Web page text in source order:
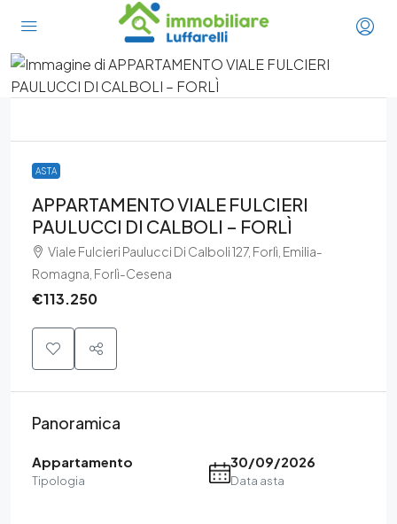
ASTA
APPARTAMENTO VIALE FULCIERI
PAULUCCI DI CALBOLI – FORLÌ
Viale Fulcieri Paulucci Di Calboli 127, Forlì, Emilia-
Romagna, Forlì-Cesena
€113.250
Panoramica
Appartamento
Tipologia
30/09/2026
Data asta